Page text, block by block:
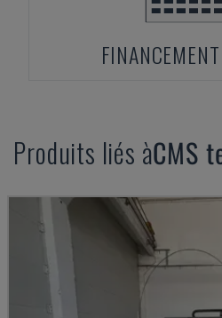
Produits liés àCMS